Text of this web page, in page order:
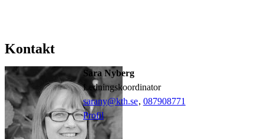
Kontakt
Sara Nyberg
ledningskoordinator
sarany@kth.se, 087908771
Profil